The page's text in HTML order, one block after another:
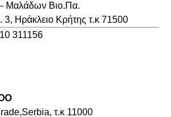
Μαλάδων Βιο.Πα.
Ηράκλειο Κρήτης τ.κ 71500
311156
τ.κ 11000